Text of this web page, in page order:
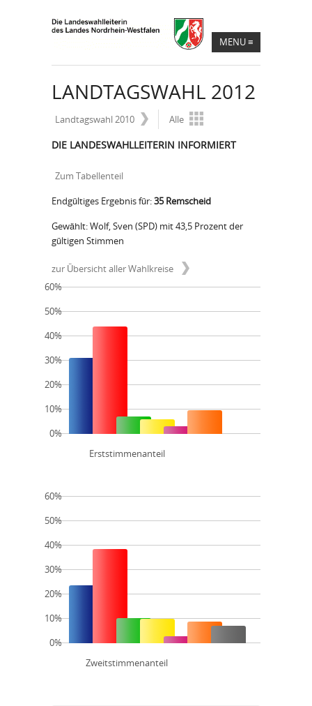
MENU≡
LANDTAGSWAHL 2012
Landtagswahl 2010 Alle
DIE LANDESWAHLLEITERIN INFORMIERT
Zum Tabellenteil
Endgültiges Ergebnis für:35 Remscheid
Gewählt: Wolf, Sven (SPD) mit 43,5 Prozent der
gültigen Stimmen
zur Übersicht aller Wahlkreise
Erststimmenanteil
60%
50%
40%
30%
20%
10%
0%
Zweitstimmenanteil
60%
50%
40%
30%
20%
10%
0%